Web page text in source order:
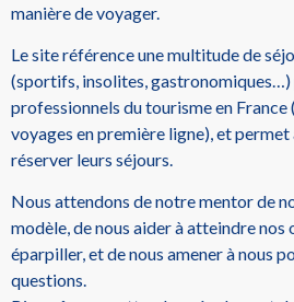
manière de voyager.
Le site référence une multitude de
(sportifs, insolites, gastronomiques…)
professionnels du tourisme en France
voyages en première ligne), et
réserver leurs séjours.
Nous attendons de notre mentor de
modèle, de nous aider à atteindre nos
éparpiller, et de nous amener à nous
questions.